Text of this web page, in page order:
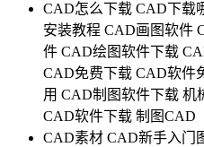
CAD怎么下载 CAD下载
安装教程 CAD画图软件
件 CAD绘图软件下载
CAD免费下载 CAD软件
用 CAD制图软件下载 机
CAD软件下载 制图CAD
CAD素材 CAD新手入门